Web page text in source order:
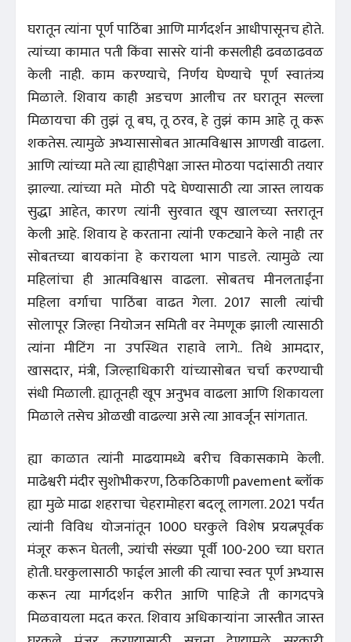
घरातून त्यांना पूर्ण पाठिंबा आणि मार्गदर्शन आधीपासूनच होते.
त्यांच्या कामात पती किंवा सासरे यांनी कसलीही ढवळाढवळ
केली नाही. काम करण्याचे, निर्णय घेण्याचे पूर्ण स्वातंत्र्य
मिळाले. शिवाय काही अडचण आलीच तर घरातून सल्ला
मिळायचा की तुझं तू बघ, तू ठरव, हे तुझं काम आहे तू करू
शकतेस. त्यामुळे अभ्यासासोबत आत्मविश्वास आणखी वाढला.
आणि त्यांच्या मते त्या ह्याहीपेक्षा जास्त मोठया पदांसाठी तयार
झाल्या. त्यांच्या मते मोठी पदे घेण्यासाठी त्या जास्त लायक
सुद्धा आहेत, कारण त्यांनी सुरवात खूप खालच्या स्तरातून
केली आहे. शिवाय हे करताना त्यांनी एकट्याने केले नाही तर
सोबतच्या बायकांना हे करायला भाग पाडले. त्यामुळे त्या
महिलांचा ही आत्मविश्वास वाढला. सोबतच मीनलताईंना
महिला वर्गाचा पाठिंबा वाढत गेला. 2017 साली त्यांची
सोलापूर जिल्हा नियोजन समिती वर नेमणूक झाली त्यासाठी
त्यांना मीटिंग ना उपस्थित राहावे लागे.. तिथे आमदार,
खासदार, मंत्री, जिल्हाधिकारी यांच्यासोबत चर्चा करण्याची
संधी मिळाली. ह्यातूनही खूप अनुभव वाढला आणि शिकायला
मिळाले तसेच ओळखी वाढल्या असे त्या आवर्जून सांगतात.
ह्या काळात त्यांनी माढयामध्ये बरीच विकासकामे केली.
माढेश्वरी मंदीर सुशोभीकरण, ठिकठिकाणी pavement ब्लॉक
ह्या मुळे माढा शहराचा चेहरामोहरा बदलू लागला. 2021 पर्यंत
त्यांनी विविध योजनांतून 1000 घरकुले विशेष प्रयत्नपूर्वक
मंजूर करून घेतली, ज्यांची संख्या पूर्वी 100-200 च्या घरात
होती. घरकुलासाठी फाईल आली की त्याचा स्वतः पूर्ण अभ्यास
करून त्या मार्गदर्शन करीत आणि पाहिजे ती कागदपत्रे
मिळवायला मदत करत. शिवाय अधिकार्‍यांना जास्तीत जास्त